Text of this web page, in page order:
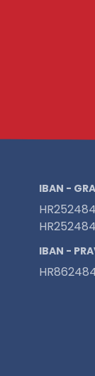
IBAN -
IBAN -